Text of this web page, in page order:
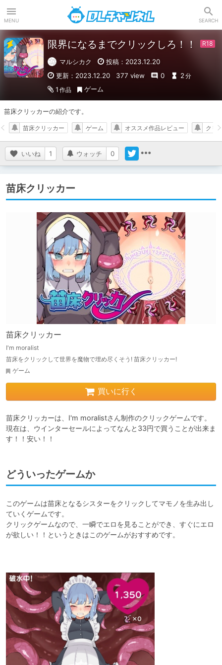
MENU SEARCH
限界になるまでクリックしろ！！
マルシカク
投稿：2023.12.20
更新：2023.12.20
377 view 0 2 分
1 作品 ゲーム
苗床クリッカーの紹介です。
いいね 1 ウォッチ 0
苗床クリッカー ゲーム オススメ作品レビュー クリ
苗床クリッカー
苗床クリッカー
I'm moralist
苗床をクリックして世界を魔物で埋め尽くそう! 苗床クリッカー!
ゲーム
買いに行く
苗床クリッカーは、I'm moralistさん制作のクリックゲームです。
現在は、ウインターセールによってなんと33円で買うことが出来ま
す！！安い！！
どういったゲームか
このゲームは苗床となるシスターをクリックしてマモノを生み出し
ていくゲームです。
クリックゲームなので、一瞬でエロを見ることができ、すぐにエロ
が欲しい！！というときはこのゲームがおすすめです。